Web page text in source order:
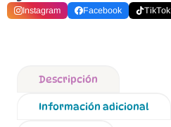
Instagram Facebook TikTok
Descripción
Información adicional